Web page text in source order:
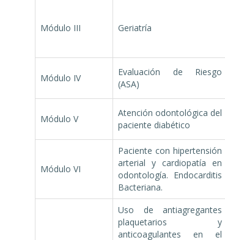
Módulo III Geriatría
Módulo IV
Evaluación de Riesgo
(ASA)
Módulo V
Atención odontológica del
paciente diabético
Módulo VI
Paciente con hipertensión
arterial y cardiopatía en
odontología. Endocarditis
Bacteriana.
Uso de antiagregantes
plaquetarios y
anticoagulantes en el